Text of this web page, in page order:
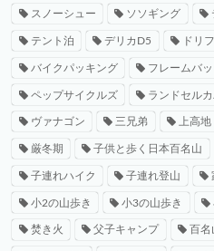
スノーシュー ソソギング
テント泊 デリカD5 ドリ
バイクパッキング フレームバ
ペップサイクルズ ランドセル
ヴァナゴン 三兄弟 上高地
厳冬期 子供と歩く日本百名山
子連れハイク 子連れ登山
小2の山歩き 小3の山歩き
焚き火 父子キャンプ 百名